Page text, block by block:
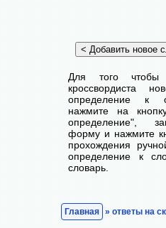
Для того чтобы
кроссвордиста
определение к
нажмите на
определение",
форму и нажмите
прохождения
определение к
словарь.
Главная » ответы на